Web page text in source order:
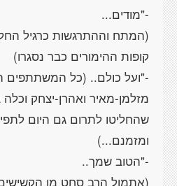
(המתח וההתרגשות כרגיל
-"ועל כולם.. (כל
מזלמן-מאיר ואהרן-יצחק וכלה
שהחליטו לתרום גם היום
(אתמול הרב סחט מן